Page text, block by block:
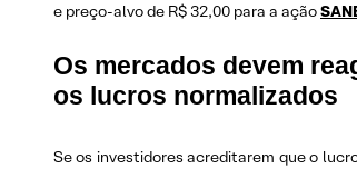
e preço-alvo de R$ 32,00 para a ação
Os mercados devem
os lucros normalizados
Se os investidores acreditarem que o